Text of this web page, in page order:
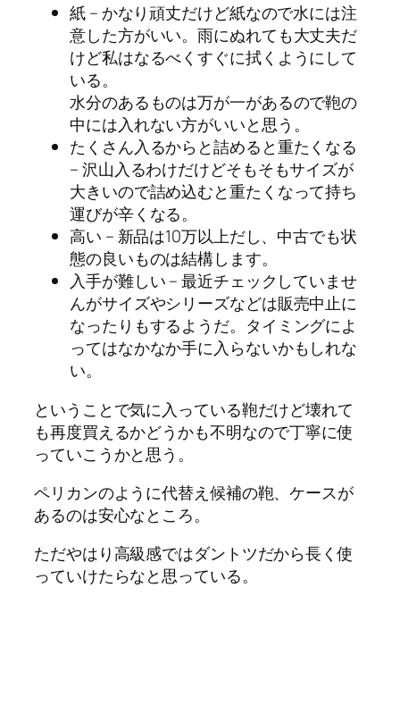
紙 – かなり頑丈だけど紙なので水には注
意した方がいい。雨にぬれても大丈夫だ
けど私はなるべくすぐに拭くようにして
いる。
水分のあるものは万が一があるので鞄の
中には入れない方がいいと思う。
たくさん入るからと詰めると重たくなる
– 沢山入るわけだけどそもそもサイズが
大きいので詰め込むと重たくなって持ち
運びが辛くなる。
高い – 新品は10万以上だし、中古でも状
態の良いものは結構します。
入手が難しい – 最近チェックしていませ
んがサイズやシリーズなどは販売中止に
なったりもするようだ。タイミングによ
ってはなかなか手に入らないかもしれな
い。
ということで気に入っている鞄だけど壊れて
も再度買えるかどうかも不明なので丁寧に使
っていこうかと思う。
ペリカンのように代替え候補の鞄、ケースが
あるのは安心なところ。
ただやはり高級感ではダントツだから長く使
っていけたらなと思っている。